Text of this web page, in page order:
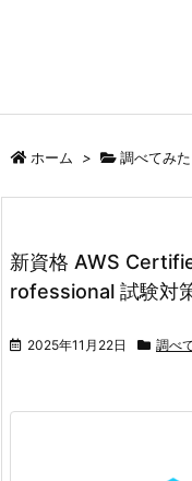
ホーム > 調べてみた
新資格 AWS
rofessional 試験対
2025年11月22日 調べ